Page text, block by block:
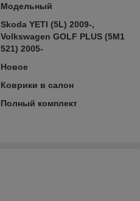
Модельный
Skoda YETI (5L) 2009-,
Volkswagen GOLF PLUS (5M1
521) 2005-
Новое
Коврики в салон
Полный комплект